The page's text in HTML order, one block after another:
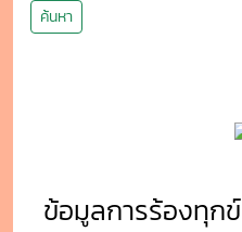
ค้นหา
ข้อมูลการร้องทุกข์